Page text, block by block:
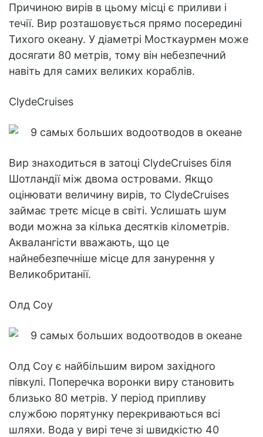
Причиною вирів в цьому місці є приливи і
течії. Вир розташовується прямо посередині
Тихого океану. У діаметрі Мосткаурмен може
досягати 80 метрів, тому він небезпечний
навіть для самих великих кораблів.
ClydeCruises
Вир знаходиться в затоці ClydeCruises біля
Шотландії між двома островами. Якщо
оцінювати величину вирів, то ClydeCruises
займає третє місце в світі. Услишать шум
води можна за кілька десятків кілометрів.
Аквалангісти вважають, що це
найнебезпечніше місце для занурення у
Великобританії.
Олд Соу
Олд Соу є найбільшим виром західного
півкулі. Поперечка воронки виру становить
близько 80 метрів. У період припливу
службою порятунку перекриваються всі
шляхи. Вода у вирі тече зі швидкістю 40